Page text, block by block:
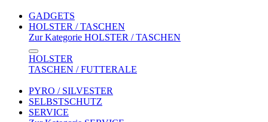
GADGETS
HOLSTER / TASCHEN
Zur Kategorie HOLSTER / TASCHEN
HOLSTER
TASCHEN / FUTTERALE
PYRO / SILVESTER
SELBSTSCHUTZ
SERVICE